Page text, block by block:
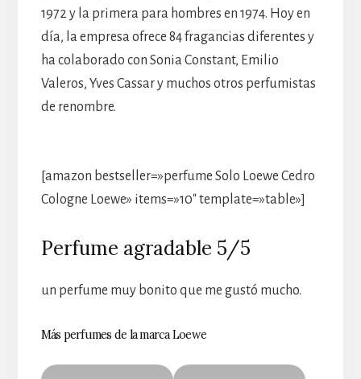
1972 y la primera para hombres en 1974. Hoy en
día, la empresa ofrece 84 fragancias diferentes y
ha colaborado con Sonia Constant, Emilio
Valeros, Yves Cassar y muchos otros perfumistas
de renombre.
[amazon bestseller=»perfume Solo Loewe Cedro
Cologne Loewe» items=»10″ template=»table»]
Perfume agradable 5/5
un perfume muy bonito que me gustó mucho.
Más perfumes de la marca Loewe